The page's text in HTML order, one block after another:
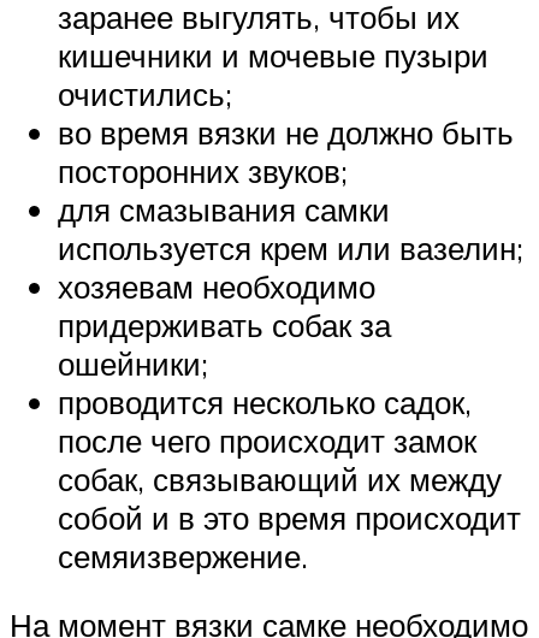
заранее выгулять, чтобы их
кишечники и мочевые пузыри
очистились;
во время вязки не должно быть
посторонних звуков;
для смазывания самки
используется крем или вазелин;
хозяевам необходимо
придерживать собак за
ошейники;
проводится несколько садок,
после чего происходит замок
собак, связывающий их между
собой и в это время происходит
семяизвержение.
На момент вязки самке необходимо